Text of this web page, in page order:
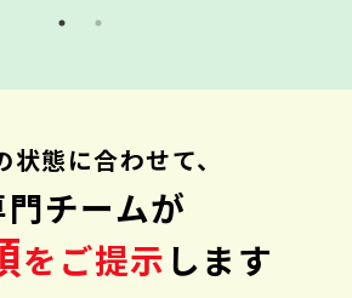
状態に合わせて、
チームが
をご提示 します